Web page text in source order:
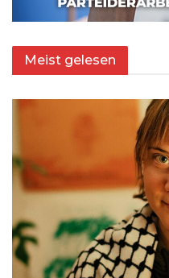
Meist gelesen